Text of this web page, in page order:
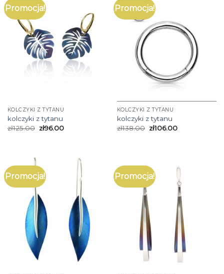
Promocja!
KOLCZYKI Z TYTANU
kolczyki z tytanu
zł125.00 zł96.00
Promocja!
KOLCZYKI Z TYTANU
kolczyki z tytanu
zł138.00 zł106.00
Promocja! Promocja!